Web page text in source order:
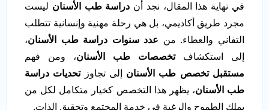
في نهاية هذا المقال، نجد أن دراسة طب الأسنان ليست
مجرد طريق أكاديمي، بل هي رحلة مهنية وإنسانية تتطلب
التفاني والعطاء. من عدد سنوات دراسة طب الأسنان،
إلى استكشافتخصصات طب الأسنان، ومن فهم
مستقبل تخصص طب الأسنان إلى تجاوزتحديات دراسة
طب الأسنان، يظهر هذا التخصص كخيار متكامل لكل من
يملك الطموح والرغبة في خدمة المجتمع وتحقيق الذات.